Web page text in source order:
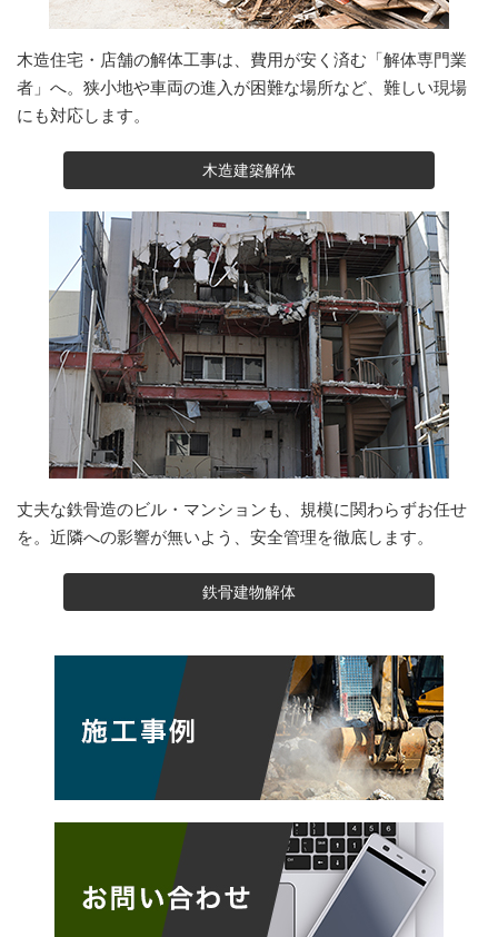
木造住宅・店舗の解体工事は、費用が安く済む「解体専門業
者」へ。狭小地や車両の進入が困難な場所など、難しい現場
にも対応します。
木造建築解体
丈夫な鉄骨造のビル・マンションも、規模に関わらずお任せ
を。近隣への影響が無いよう、安全管理を徹底します。
鉄骨建物解体